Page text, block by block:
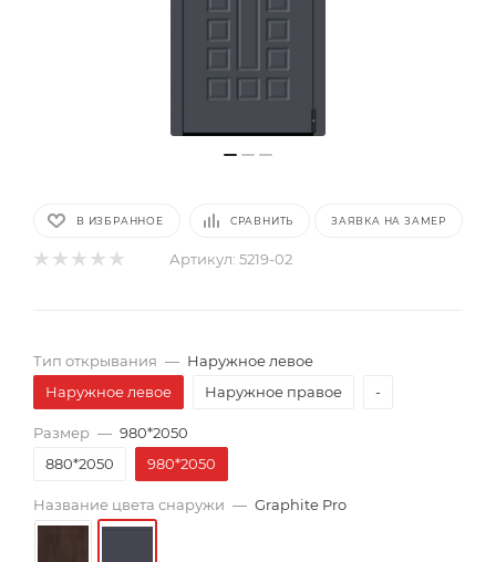
В ИЗБРАННОЕ СРАВНИТЬ ЗАЯВКА НА ЗАМЕР
Артикул: 5219-02
Тип открывания — Наружное левое
Наружное левое
Наружное правое -
Размер — 980*2050
880*2050
980*2050
Название цвета снаружи — Graphite Pro